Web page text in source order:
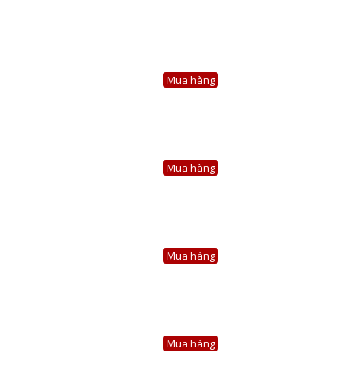
Mua hàng
Mua hàng
Mua hàng
Mua hàng